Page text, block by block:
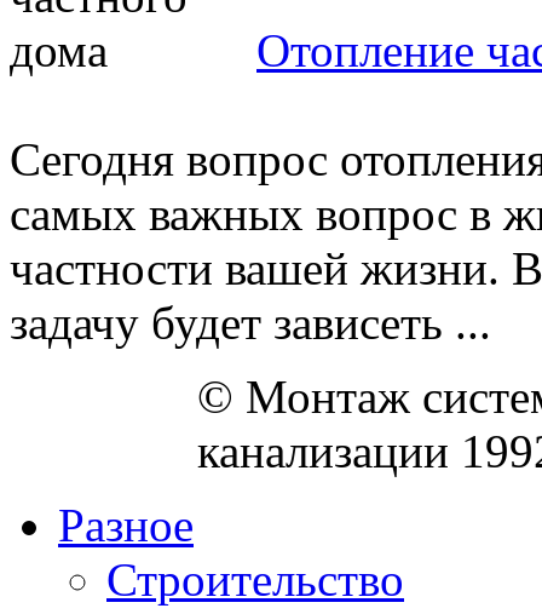
Отопление
Сегодня вопрос
самых важных вопрос в
частности вашей жизни.
задачу будет зависеть ...
© Монтаж
канализации
Разное
Строительство